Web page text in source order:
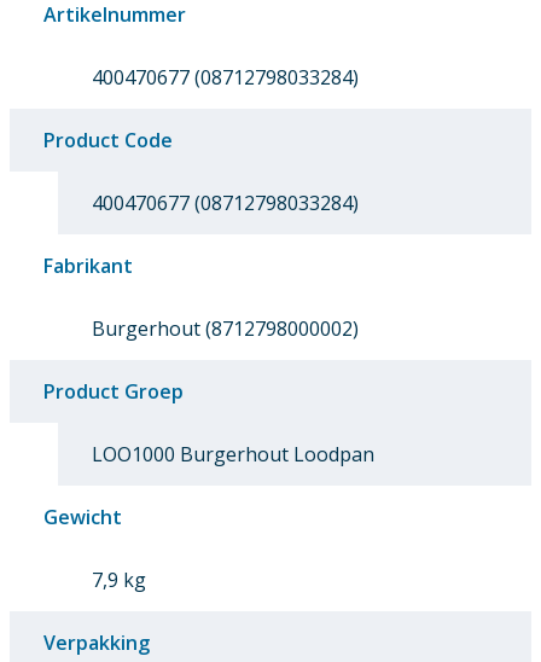
Artikelnummer
400470677 (08712798033284)
Product Code
400470677 (08712798033284)
Fabrikant
Burgerhout (8712798000002)
Product Groep
LOO1000 Burgerhout Loodpan
Gewicht
7,9 kg
Verpakking